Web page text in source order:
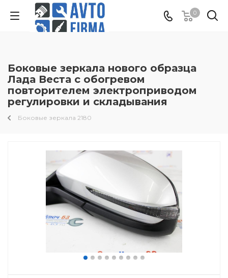
0
Боковые зеркала нового образца
Лада Веста с обогревом
повторителем электроприводом
регулировки и складывания
Боковые зеркала 2180